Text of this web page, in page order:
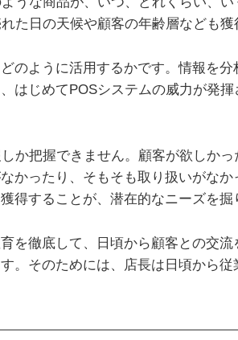
た日の天候や顧客の年齢層なども獲
のように活用するかです。情報を
はじめてPOSシステムの威力が発
か把握できません。顧客が欲しか
かったり、そもそも取り扱いがな
得することが、潜在的なニーズを掘
を徹底して、日頃から顧客との交
。そのためには、店長は日頃から